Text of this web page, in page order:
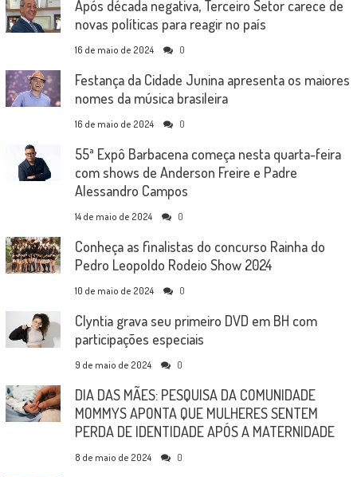
Após década negativa, Terceiro Setor carece de
novas políticas para reagir no país
16 de maio de 2024 0
Festança da Cidade Junina apresenta os maiores
nomes da música brasileira
16 de maio de 2024 0
55ª Expô Barbacena começa nesta quarta-feira
com shows de Anderson Freire e Padre
Alessandro Campos
14 de maio de 2024 0
Conheça as finalistas do concurso Rainha do
Pedro Leopoldo Rodeio Show 2024
10 de maio de 2024 0
Clyntia grava seu primeiro DVD em BH com
participações especiais
9 de maio de 2024 0
DIA DAS MÃES: PESQUISA DA COMUNIDADE
MOMMYS APONTA QUE MULHERES SENTEM
PERDA DE IDENTIDADE APÓS A MATERNIDADE
8 de maio de 2024 0